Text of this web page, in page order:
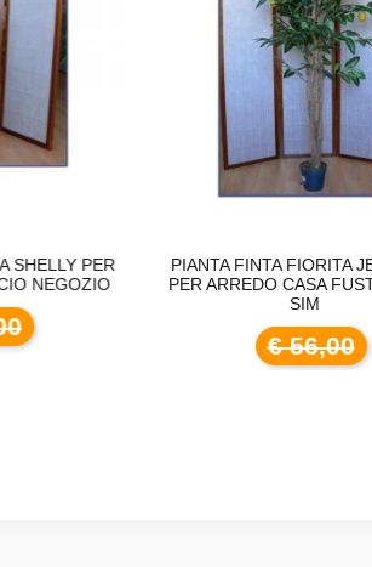
PER
PIANTA FINTA FIORITA JENNIFER
PER ARREDO CASA FUSTO VERO
€ 56,00